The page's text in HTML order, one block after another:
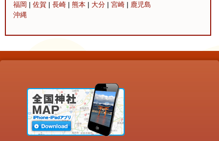
福岡 | 佐賀 | 長崎 | 熊本 | 大分 | 宮崎 | 鹿児島
沖縄